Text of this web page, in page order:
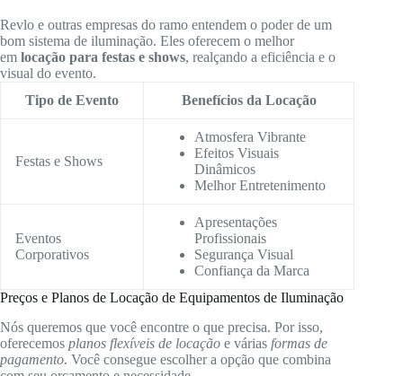
Revlo e outras empresas do ramo entendem o poder de um
bom sistema de iluminação. Eles oferecem o melhor
em locação para festas e shows, realçando a eficiência e o
visual do evento.
Tipo de Evento
Benefícios da Locação
Festas e Shows
Atmosfera Vibrante
Efeitos Visuais
Dinâmicos
Melhor Entretenimento
Eventos
Corporativos
Apresentações
Profissionais
Segurança Visual
Confiança da Marca
Preços e Planos de Locação de Equipamentos de Iluminação
Nós queremos que você encontre o que precisa. Por isso,
oferecemos planos flexíveis de locação e várias formas de
pagamento. Você consegue escolher a opção que combina